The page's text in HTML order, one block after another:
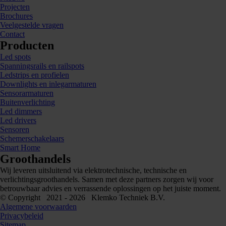
Projecten
Brochures
Veelgestelde vragen
Contact
Producten
Led spots
Spanningsrails en railspots
Ledstrips en profielen
Downlights en inlegarmaturen
Sensorarmaturen
Buitenverlichting
Led dimmers
Led drivers
Sensoren
Schemerschakelaars
Smart Home
Groothandels
Wij leveren uitsluitend via elektrotechnische, technische en
verlichtingsgroothandels. Samen met deze partners zorgen wij voor
betrouwbaar advies en verrassende oplossingen op het juiste moment.
© Copyright 2021 - 2026 Klemko Techniek B.V.
Algemene voorwaarden
Privacybeleid